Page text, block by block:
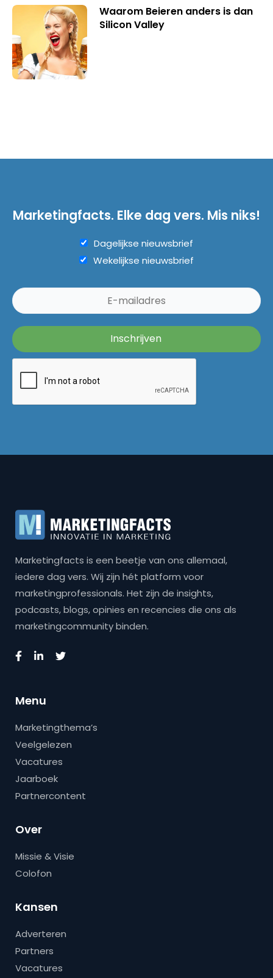
Waarom Beieren anders is dan
Silicon Valley
Marketingfacts. Elke dag vers. Mis niks!
Dagelijkse nieuwsbrief
Wekelijkse nieuwsbrief
Marketingfacts is een beetje van ons allemaal,
iedere dag vers. Wij zijn hét platform voor
marketingprofessionals. Het zijn de insights,
podcasts, blogs, opinies en recencies die ons als
marketingcommunity binden.
Menu
Marketingthema’s
Veelgelezen
Vacatures
Jaarboek
Partnercontent
Over
Missie & Visie
Colofon
Kansen
Adverteren
Partners
Vacatures